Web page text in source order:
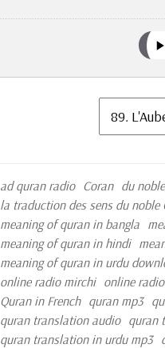
ad quran radio Coran du
la traduction des sens du noble
meaning of quran in bangla
meaning of quran in hindi
meaning of quran in urdu
online radio mirchi online
Quran in French quran mp3
quran translation audio quran
quran translation in urdu mp3